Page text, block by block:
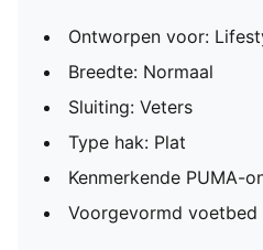
Ontworpen voor:
Breedte: Normaal
Sluiting: Veters
Type hak: Plat
Kenmerkende PUMA-
Voorgevormd voetbed